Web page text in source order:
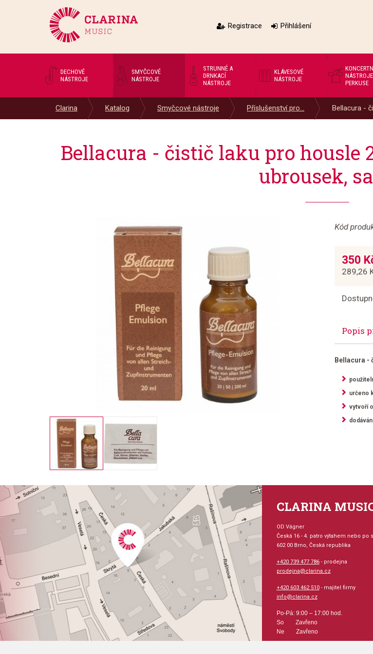
Registrace Přihlášení
DECHOVÉ
NÁSTROJE
SMYČCOVÉ
NÁSTROJE
STRUNNÉ A
DRNKACÍ
NÁSTROJE
KLÁVESOVÉ
NÁSTROJE
PERKUSE
Clarina Katalog Smyčcové nástroje Příslušenství pro... Bellacura -
Bellacura - čistič laku pro housle
ubrousek,
Kód
350
289,26
Popis
Bellacura -
určeno
vytvoří
CLARINA
OD Vágner
Česká 16 - 4. patro výtahem nebo po
602 00 Brno, Česká republika
+420 739 477 786- prodejna
prodejna@clarina.cz
+420 603 462 510- majitel firmy
info@clarina.cz
Po-Pá: 9:00 – 17:00 hod.
So Zavřeno
Ne Zavřeno